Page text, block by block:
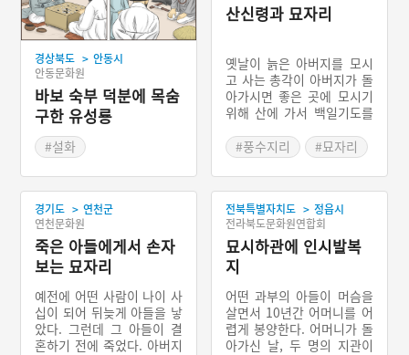
경상북도 > 안동시
안동문화원
바보 숙부 덕분에 목숨
구한 유성룡
#설화
산신령과 묘자리
옛날이 늙은 아버지를 모시
고 사는 총각이 아버지가 돌
아가시면 좋은 곳에 모시기
위해 산에 가서 백일기도를
신령이 나타나서 총각에게
명당을 잡아주면서 ‘백마를
타고 다니는 사람에게는 연
락하지 마라.’는 금기를 제
시한다. 총각은 아버지가 돌
아가시자 장례를 치르고 산
신령이 잡아준 묏자리에 하
관하려는데, 외삼촌이 나타
나 방해한다. 외삼촌의 말에
귀를 기울인 총각은 결국 명
당자리를 잃어버리게 되었
다는 이야기이다.
#풍수지리
#묘자리
경기도 > 연천군
연천문화원
죽은 아들에게서 손자
보는 묘자리
예전에 어떤 사람이 나이 사
십이 되어 뒤늦게 아들을 낳
았다. 그런데 그 아들이 결
혼하기 전에 죽었다. 아버지
전북특별자치도 > 정읍시
전라북도문화원연합회
묘시하관에 인시발복
지
어떤 과부의 아들이 머슴을
살면서 10년간 어머니를 어
렵게 봉양한다. 어머니가 돌
아가신 날, 두 명의 지관이